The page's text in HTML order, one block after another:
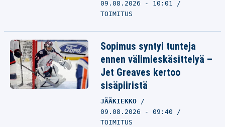
09.08.2026 - 10:01
TOIMITUS
Sopimus syntyi tunteja
ennen välimieskäsittelyä –
Jet Greaves kertoo
sisäpiiristä
JÄÄKIEKKO
09.08.2026 - 09:40
TOIMITUS